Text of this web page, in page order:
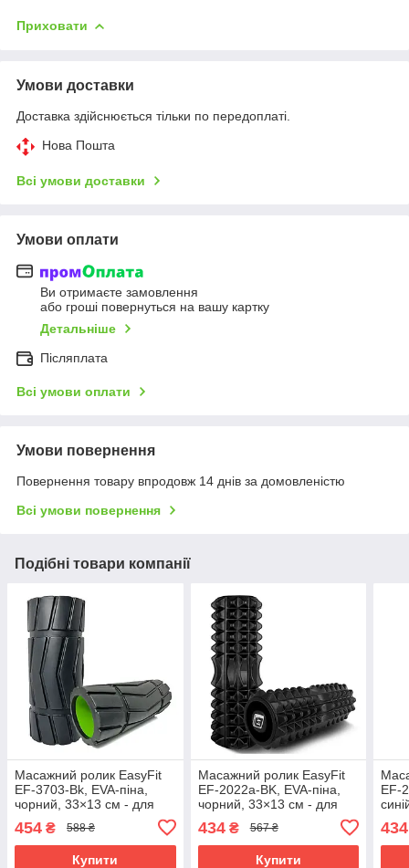
Приховати
Умови доставки
Доставка здійснюється тільки по передоплаті.
Нова Пошта
Всі умови доставки
Умови оплати
Ви отримаєте замовлення
або гроші повернуться на вашу картку
Детальніше
Післяплата
Всі умови оплати
Умови повернення
Повернення товару впродовж 14 днів за домовленістю
Всі умови повернення
Подібні товари компанії
Масажний ролик EasyFit
EF-3703-Bk, EVA-піна,
чорний, 33×13 см - для
йоги, фітнесу, реабілітації
454 ₴ 588 ₴
Купити
Масажний ролик EasyFit
EF-2022a-BK, EVA-піна,
чорний, 33×13 см - для
йоги, фітнесу, реабілітації
434₴ 567 ₴
Купити
EF-
434